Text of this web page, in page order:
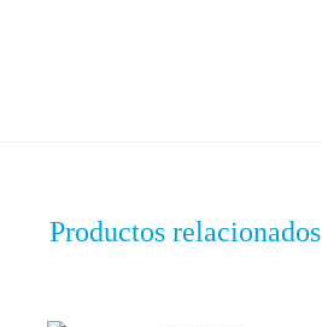
Productos relacionados